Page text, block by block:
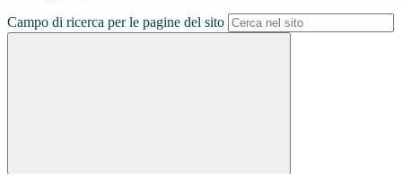
Campo di ricerca per le pagine del sito